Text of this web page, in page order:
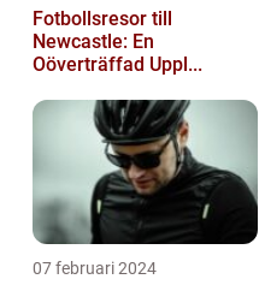
Fotbollsresor till
Newcastle: En
Oöverträffad Uppl...
07 februari 2024